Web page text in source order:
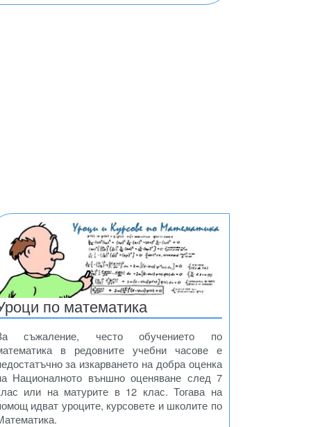
по математика
съжаление, често обучението по
в редовните учебни часове е
за изкарването на добра оценка
Националното външно оценяване след 7
или на матурите в 12 клас. Тогава на
идват уроците, курсовете и школите по